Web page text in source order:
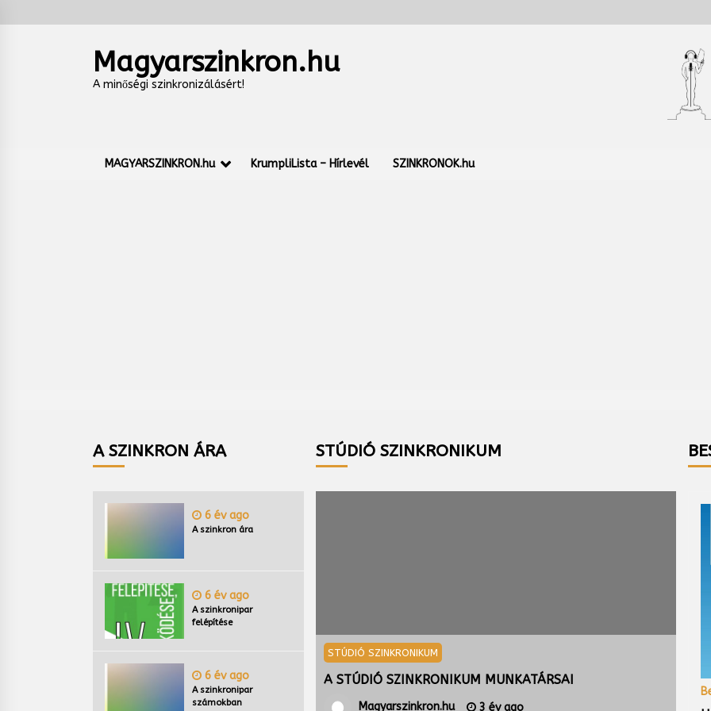
to
Magyarszinkron.hu
A minőségi szinkronizálásért!
MAGYARSZINKRON.hu KrumpliLista – Hírlevél SZINKRONOK.hu
A SZINKRON ÁRA
6 év ago
A szinkron ára
6 év ago
A szinkronipar
felépítése
6 év ago
A szinkronipar
számokban
STÚDIÓ SZINKRONIKUM
SZINKRONIKUM TÁMOGATÓI
STÚDIÓ SZINKRONIKUM
A STÚDIÓ SZINKRONIKUM MUNKATÁRSAI
Magyarszinkron.hu 3 év ago
A